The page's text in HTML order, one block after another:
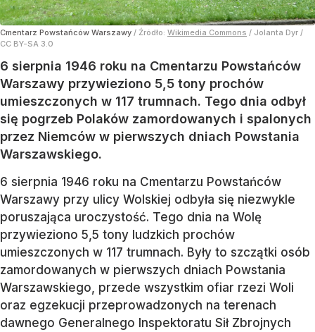
Cmentarz Powstańców Warszawy / Źródło: Wikimedia Commons / Jolanta Dyr /
CC BY-SA 3.0
6 sierpnia 1946 roku na Cmentarzu Powstańców
Warszawy przywieziono 5,5 tony prochów
umieszczonych w 117 trumnach. Tego dnia odbył
się pogrzeb Polaków zamordowanych i spalonych
przez Niemców w pierwszych dniach Powstania
Warszawskiego.
6 sierpnia 1946 roku na Cmentarzu Powstańców
Warszawy przy ulicy Wolskiej odbyła się niezwykle
poruszająca uroczystość. Tego dnia na Wolę
przywieziono 5,5 tony ludzkich prochów
umieszczonych w 117 trumnach. Były to szczątki osób
zamordowanych w pierwszych dniach Powstania
Warszawskiego, przede wszystkim ofiar rzezi Woli
oraz egzekucji przeprowadzonych na terenach
dawnego Generalnego Inspektoratu Sił Zbrojnych